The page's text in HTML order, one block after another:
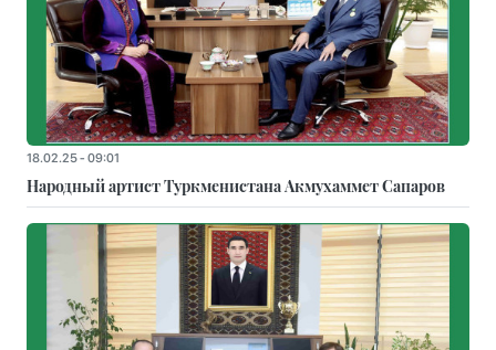
18.02.25 - 09:01
Народный артист Туркменистана Акмухаммет Сапаров